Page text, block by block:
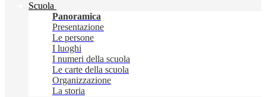
Scuola
Panoramica
Presentazione
Le persone
I luoghi
I numeri della scuola
Le carte della scuola
Organizzazione
La storia